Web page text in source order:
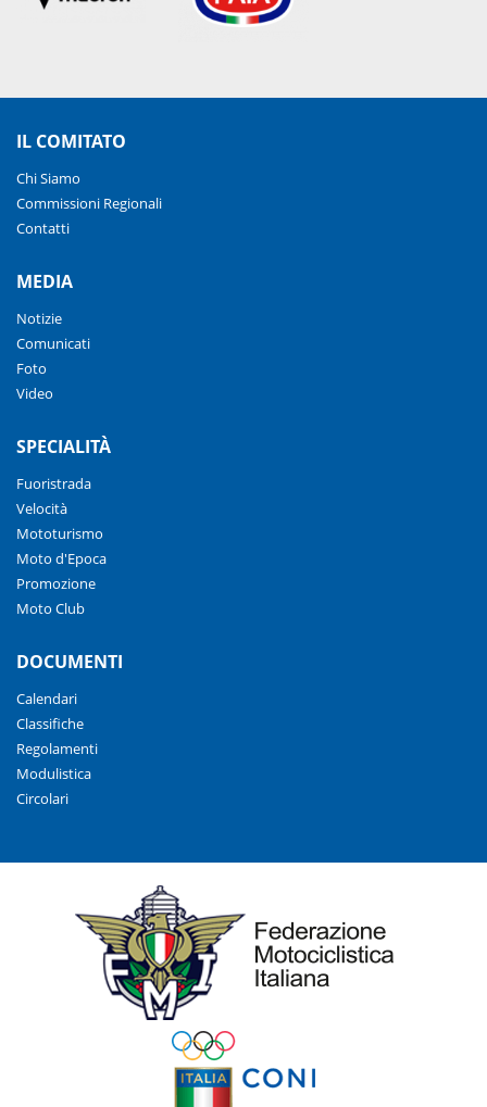
IL COMITATO
Chi Siamo
Commissioni Regionali
Contatti
MEDIA
Notizie
Comunicati
Foto
Video
SPECIALITÀ
Fuoristrada
Velocità
Mototurismo
Moto d'Epoca
Promozione
Moto Club
DOCUMENTI
Calendari
Classifiche
Regolamenti
Modulistica
Circolari